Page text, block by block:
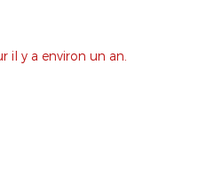
il y a environ un an.